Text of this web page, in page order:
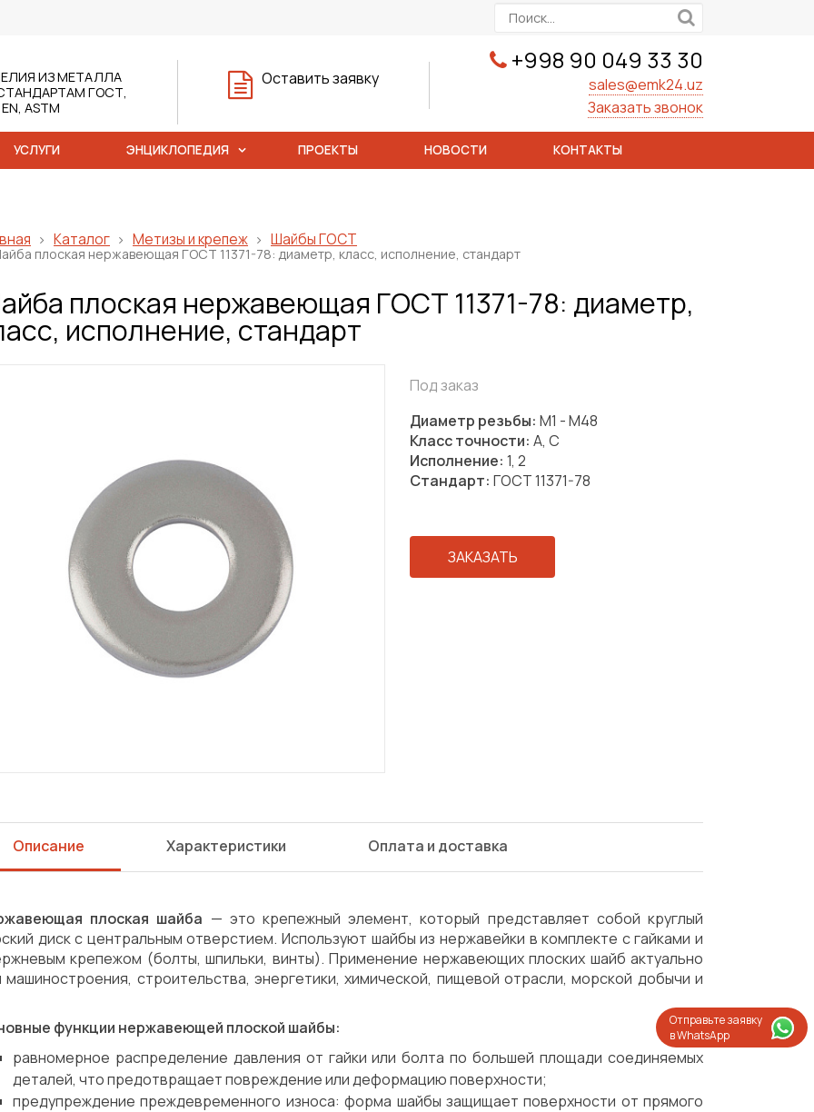
Отправьте заявку
в WhatsApp
+998 90 049 33 30
sales@emk24.uz
Заказать звонок
Оставить заявку
ИЗ МЕТАЛЛА
ГОСТ,
ASTM
УСЛУГИ ЭНЦИКЛОПЕДИЯ ПРОЕКТЫ НОВОСТИ КОНТАКТЫ
Каталог Метизы и крепеж Шайбы ГОСТ
плоская нержавеющая ГОСТ 11371-78: диаметр, класс, исполнение, стандарт
плоская нержавеющая ГОСТ 11371-78: диаметр,
исполнение, стандарт
Под заказ
Диаметр резьбы: М1 - М48
Класс точности: А, С
Исполнение: 1, 2
Стандарт: ГОСТ 11371-78
ЗАКАЗАТЬ
Описание Характеристики Оплата и доставка
плоская шайба — это крепежный элемент, который представляет собой круглый
диск с центральным отверстием. Используют шайбы из нержавейки в комплекте с гайками и
крепежом (болты, шпильки, винты). Применение нержавеющих плоских шайб актуально
машиностроения, строительства, энергетики, химической, пищевой отрасли, морской добычи и
функции нержавеющей плоской шайбы:
равномерное распределение давления от гайки или болта по большей площади соединяемых
деталей, что предотвращает повреждение или деформацию поверхности;
предупреждение преждевременного износа: форма шайбы защищает поверхности от прямого